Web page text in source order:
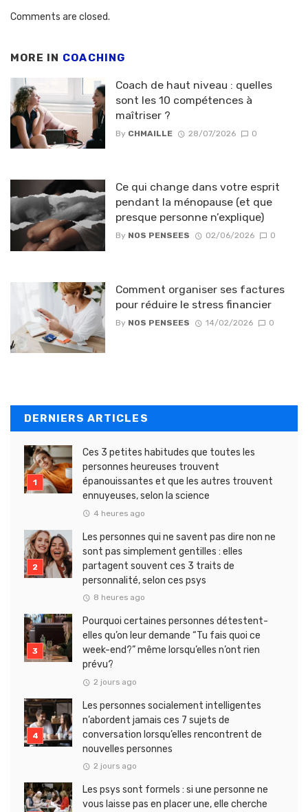
Comments are closed.
MORE IN COACHING
Coach de haut niveau : quelles
sont les 10 compétences à
maîtriser ?
By CHMAILLE 28/07/2026 0
Ce qui change dans votre esprit
pendant la ménopause (et que
presque personne n’explique)
By NOS PENSEES 02/06/2026 0
Comment organiser ses factures
pour réduire le stress financier
By NOS PENSEES 14/02/2026 0
DERNIERS ARTICLES
Ces 3 petites habitudes que toutes les
personnes heureuses trouvent
épanouissantes et que les autres trouvent
ennuyeuses, selon la science
4 heures ago
Les personnes qui ne savent pas dire non ne
sont pas simplement gentilles : elles
partagent souvent ces 3 traits de
personnalité, selon ces psys
8 heures ago
Pourquoi certaines personnes détestent-
elles qu’on leur demande “Tu fais quoi ce
week-end?” même lorsqu’elles n’ont rien
prévu?
2 jours ago
Les personnes socialement intelligentes
n’abordent jamais ces 7 sujets de
conversation lorsqu’elles rencontrent de
nouvelles personnes
2 jours ago
Les psys sont formels : si une personne ne
vous laisse pas en placer une, elle cherche